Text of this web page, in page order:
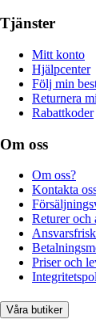
Tjänster
Mitt konto
Hjälpcenter
Följ min
Returnera
Rabattkoder
Om oss
Om oss?
Kontakta
Returer och
Priser och
Våra butiker